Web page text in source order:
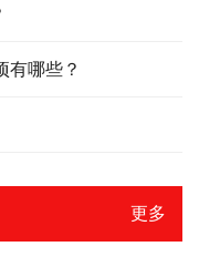
有哪些？
更多